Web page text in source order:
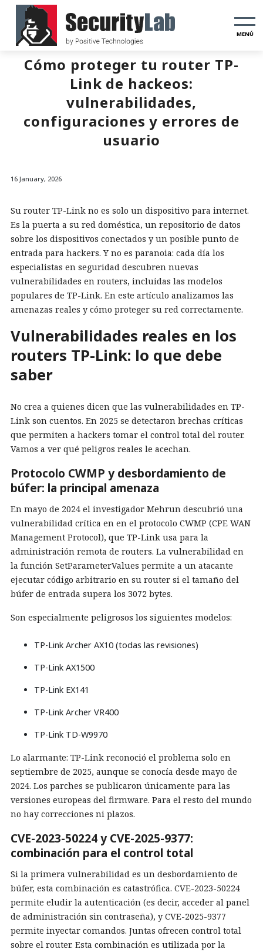
MENÚ
Cómo proteger tu router TP-
Link de hackeos:
vulnerabilidades,
configuraciones y errores de
usuario
16 January, 2026
Su router TP-Link no es solo un dispositivo para internet.
Es la puerta a su red doméstica, un repositorio de datos
sobre los dispositivos conectados y un posible punto de
entrada para hackers. Y no es paranoia: cada día los
especialistas en seguridad descubren nuevas
vulnerabilidades en routers, incluidas las modelos
populares de TP-Link. En este artículo analizamos las
amenazas reales y cómo proteger su red correctamente.
Vulnerabilidades reales en los
routers TP-Link: lo que debe
saber
No crea a quienes dicen que las vulnerabilidades en TP-
Link son cuentos. En 2025 se detectaron brechas críticas
que permiten a hackers tomar el control total del router.
Vamos a ver qué peligros reales le acechan.
Protocolo CWMP y desbordamiento de
búfer: la principal amenaza
En mayo de 2024 el investigador Mehrun descubrió una
vulnerabilidad crítica en en el protocolo CWMP (CPE WAN
Management Protocol), que TP-Link usa para la
administración remota de routers. La vulnerabilidad en
la función SetParameterValues permite a un atacante
ejecutar código arbitrario en su router si el tamaño del
búfer de entrada supera los 3072 bytes.
Son especialmente peligrosos los siguientes modelos:
TP-Link Archer AX10 (todas las revisiones)
TP-Link AX1500
TP-Link EX141
TP-Link Archer VR400
TP-Link TD-W9970
Lo alarmante: TP-Link reconoció el problema solo en
septiembre de 2025, aunque se conocía desde mayo de
2024. Los parches se publicaron únicamente para las
versiones europeas del firmware. Para el resto del mundo
no hay correcciones ni plazos.
CVE-2023-50224 y CVE-2025-9377:
combinación para el control total
Si la primera vulnerabilidad es un desbordamiento de
búfer, esta combinación es catastrófica. CVE-2023-50224
permite eludir la autenticación (es decir, acceder al panel
de administración sin contraseña), y CVE-2025-9377
permite inyectar comandos. Juntas ofrecen control total
sobre el router. Esta combinación es utilizada por la